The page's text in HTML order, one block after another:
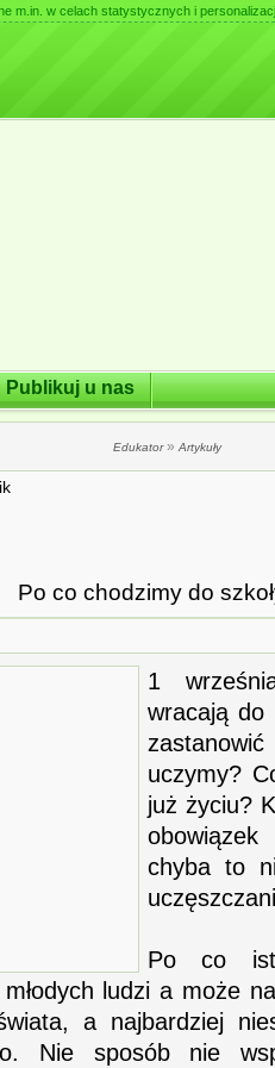
m.in. w celach statystycznych i
Publikuj u nas
Edukator»Artykuły
Po co chodzimy do
1
wracają do
uczymy?
już życiu?
chyba to
Po co
ludzi a może
a najbardziej
Nie sposób nie